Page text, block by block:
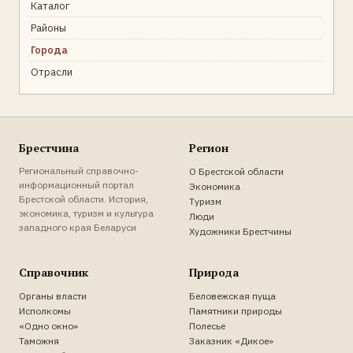
Каталог
Районы
Города
Отрасли
Брестчина
Региональный справочно-
информационный портал
Брестской области. История,
экономика, туризм и культура
западного края Беларуси
Регион
О Брестской области
Экономика
Туризм
Люди
Художники Брестчины
Справочник
Органы власти
Исполкомы
«Одно окно»
Таможня
Природа
Беловежская пуща
Памятники природы
Полесье
Заказник «Дикое»